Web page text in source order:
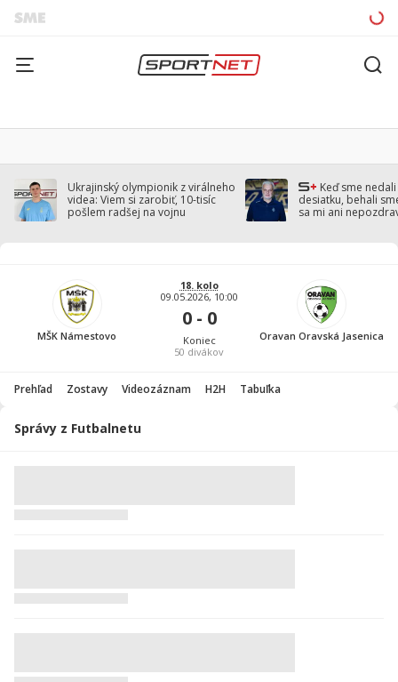
Ukrajinský olympionik z virálneho
videa: Viem si zarobiť, 10-tisíc
pošlem radšej na vojnu
Keď sme
desiatku, behali
sa mi ani
MŠK Námestovo
18. kolo
09.05.2026, 10:00
0 - 0
Koniec
50 divákov
Oravan Oravská Jasenica
Prehľad Zostavy Videozáznam H2H Tabuľka
Správy z Futbalnetu